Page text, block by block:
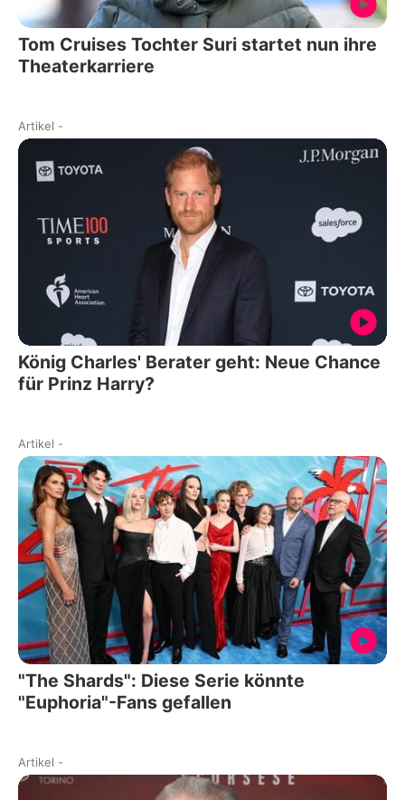
Tom Cruises Tochter Suri startet nun ihre
Theaterkarriere
Artikel -
König Charles' Berater geht: Neue Chance
für Prinz Harry?
Artikel -
"The Shards": Diese Serie könnte
"Euphoria"-Fans gefallen
Artikel -